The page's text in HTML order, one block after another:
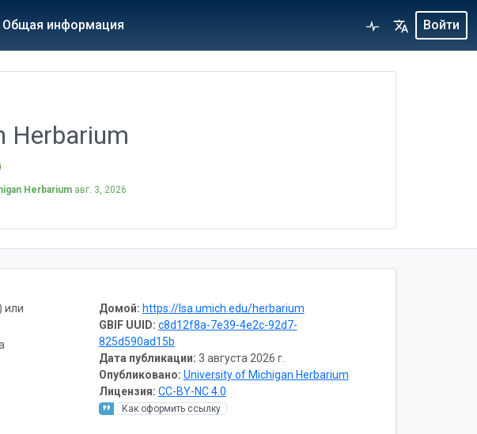
Общая информация Войти
Herbarium
Herbarium авг. 3, 2026
Домой: https://lsa.umich.edu/herbarium
GBIF UUID: c8d12f8a-7e39-4e2c-92d7-
825d590ad15b
Дата публикации: 3 августа 2026 г.
Опубликовано: University of Michigan Herbarium
Лицензия: CC-BY-NC 4.0
Как оформить ссылку
или